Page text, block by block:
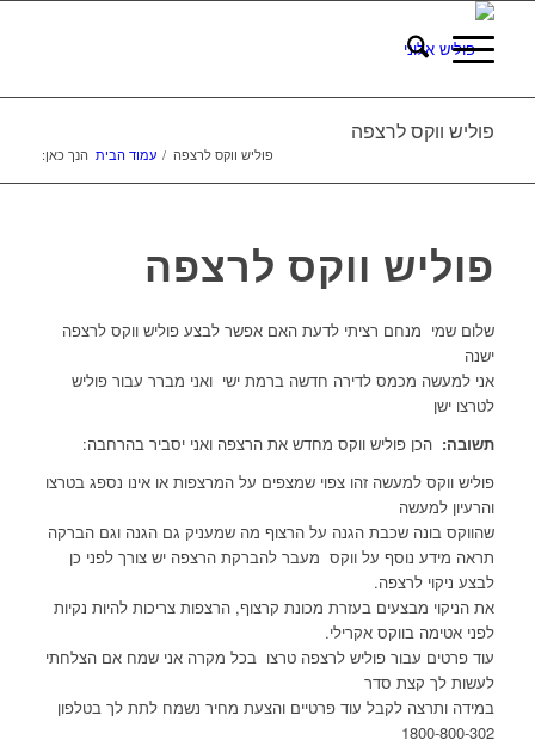
פוליש ווקס לרצפה
הנך כאן: עמוד הבית / פוליש ווקס לרצפה
פוליש ווקס לרצפה
שלום שמי מנחם רציתי לדעת האם אפשר לבצע פוליש ווקס לרצפה
ישנה
אני למעשה מכמס לדירה חדשה ברמת ישי ואני מברר עבור פוליש
לטרצו ישן
תשובה: הכן פוליש ווקס מחדש את הרצפה ואני יסביר בהרחבה:
פוליש ווקס למעשה זהו צפוי שמצפים על המרצפות או אינו נספג בטרצו
והרעיון למעשה
שהווקס בונה שכבת הגנה על הרצוף מה שמעניק גם הגנה וגם הברקה
תראה מידע נוסף על ווקס מעבר להברקת הרצפה יש צורך לפני כן
לבצע ניקוי לרצפה.
את הניקוי מבצעים בעזרת מכונת קרצוף, הרצפות צריכות להיות נקיות
לפני אטימה בווקס אקרילי.
עוד פרטים עבור פוליש לרצפה טרצו בכל מקרה אני שמח אם הצלחתי
לעשות לך קצת סדר
במידה ותרצה לקבל עוד פרטיים והצעת מחיר נשמח לתת לך בטלפון
1800-800-302